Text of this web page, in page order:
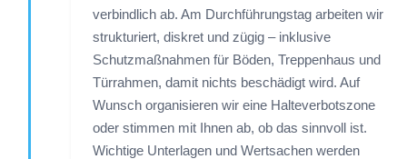
verbindlich ab. Am Durchführungstag arbeiten wir
strukturiert, diskret und zügig – inklusive
Schutzmaßnahmen für Böden, Treppenhaus und
Türrahmen, damit nichts beschädigt wird. Auf
Wunsch organisieren wir eine Halteverbotszone
oder stimmen mit Ihnen ab, ob das sinnvoll ist.
Wichtige Unterlagen und Wertsachen werden